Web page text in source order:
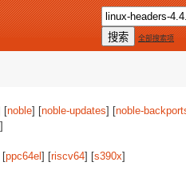
全部搜索项
[noble] [noble-updates] [noble-
[ppc64el ] [riscv64] [s390x]